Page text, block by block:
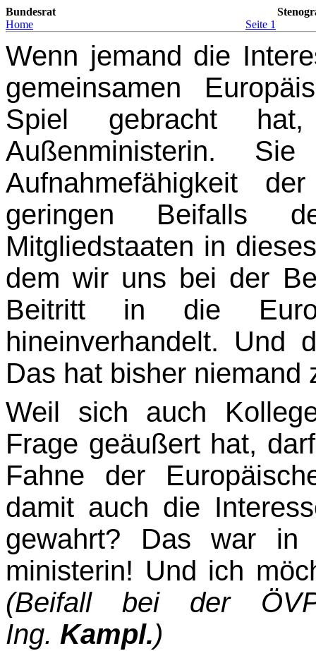
Bundesrat
Home
Seite 1
Wenn jemand die
gemeinsamen
Spiel gebracht
Außenministerin.
Aufnahmefähigkeit
geringen Beifalls
Mitgliedstaaten in
dem wir uns bei der
Beitritt in die
hineinverhandelt. Und
Das hat bisher niemand
Weil sich auch
Frage geäußert hat,
Fahne der
damit auch die
gewahrt? Das war
ministerin! Und ich
(Beifall bei der
Ing. Kampl.)